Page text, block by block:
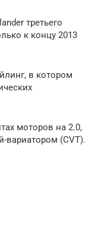
третьего
к концу 2013
в котором
моторов на 2.0,
(CVT).